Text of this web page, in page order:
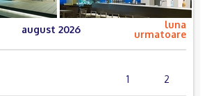
august 2026
luna
urmatoare
1
2